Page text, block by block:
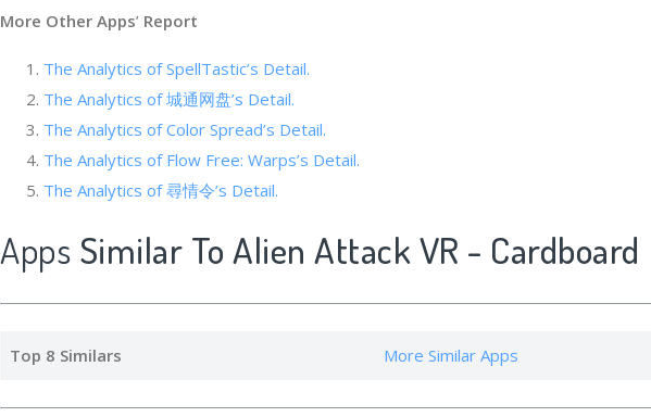
More Other Apps’ Report
The Analytics of SpellTastic’s Detail.
The Analytics of 城通网盘’s Detail.
The Analytics of Color Spread’s Detail.
The Analytics of Flow Free: Warps’s Detail.
The Analytics of 尋情令’s Detail.
Apps Similar To Alien Attack VR - Cardboard
Top 8 Similars More Similar Apps